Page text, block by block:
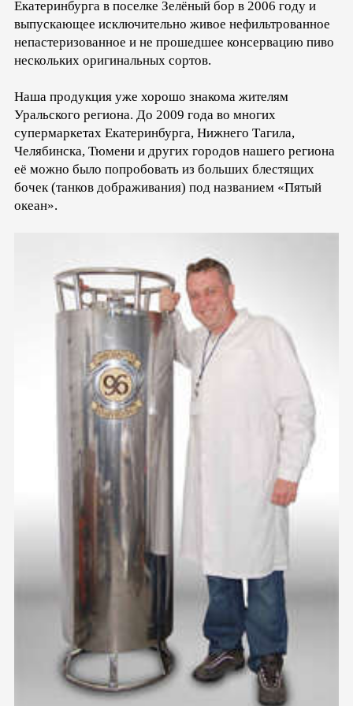
Екатеринбурга в поселке Зелёный бор в 2006 году и
выпускающее исключительно живое нефильтрованное
непастеризованное и не прошедшее консервацию пиво
нескольких оригинальных сортов.
Наша продукция уже хорошо знакома жителям
Уральского региона. До 2009 года во многих
супермаркетах Екатеринбурга, Нижнего Тагила,
Челябинска, Тюмени и других городов нашего региона
её можно было попробовать из больших блестящих
бочек (танков дображивания) под названием «Пятый
океан».